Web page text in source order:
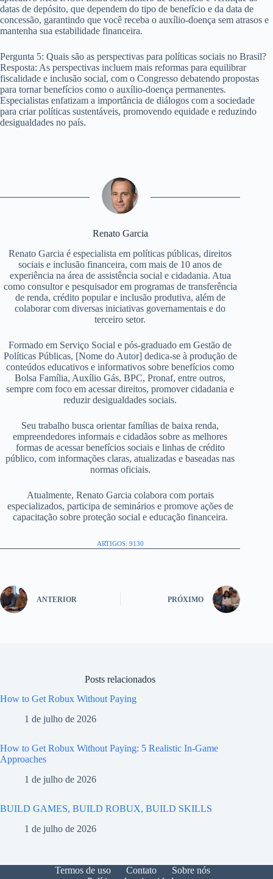
datas de depósito, que dependem do tipo de benefício e da data de
concessão, garantindo que você receba o auxílio-doença sem atrasos e
mantenha sua estabilidade financeira.
Pergunta 5: Quais são as perspectivas para políticas sociais no Brasil?
Resposta: As perspectivas incluem mais reformas para equilibrar
fiscalidade e inclusão social, com o Congresso debatendo propostas
para tornar benefícios como o auxílio-doença permanentes.
Especialistas enfatizam a importância de diálogos com a sociedade
para criar políticas sustentáveis, promovendo equidade e reduzindo
desigualdades no país.
Renato Garcia
Renato Garcia é especialista em políticas públicas, direitos
sociais e inclusão financeira, com mais de 10 anos de
experiência na área de assistência social e cidadania. Atua
como consultor e pesquisador em programas de transferência
de renda, crédito popular e inclusão produtiva, além de
colaborar com diversas iniciativas governamentais e do
terceiro setor.
Formado em Serviço Social e pós-graduado em Gestão de
Políticas Públicas, [Nome do Autor] dedica-se à produção de
conteúdos educativos e informativos sobre benefícios como
Bolsa Família, Auxílio Gás, BPC, Pronaf, entre outros,
sempre com foco em acessar direitos, promover cidadania e
reduzir desigualdades sociais.
Seu trabalho busca orientar famílias de baixa renda,
empreendedores informais e cidadãos sobre as melhores
formas de acessar benefícios sociais e linhas de crédito
público, com informações claras, atualizadas e baseadas nas
normas oficiais.
Atualmente, Renato Garcia colabora com portais
especializados, participa de seminários e promove ações de
capacitação sobre proteção social e educação financeira.
ARTIGOS: 9130
ANTERIOR PRÓXIMO
Posts relacionados
How to Get Robux Without Paying
1 de julho de 2026
How to Get Robux Without Paying: 5 Realistic In-Game
Approaches
1 de julho de 2026
BUILD GAMES, BUILD ROBUX, BUILD SKILLS
1 de julho de 2026
Termos de uso Contato
Sobre nós